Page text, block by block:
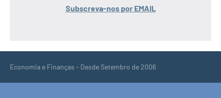
Subscreva-nos por EMAIL
Economia e Finanças - Desde Setembro de 2006